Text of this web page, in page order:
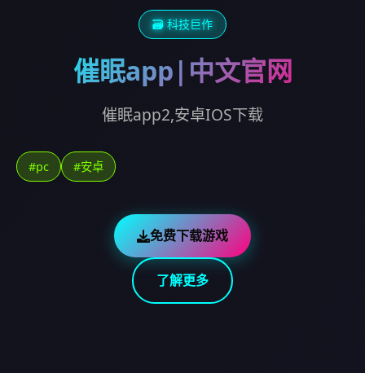
🗃️ 科技巨作
催眠app|中文官网
催眠app2,安卓IOS下载
#pc #安卓
免费下载游戏
了解更多